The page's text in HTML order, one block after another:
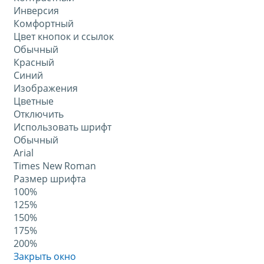
Инверсия
Комфортный
Цвет кнопок и ссылок
Обычный
Красный
Синий
Изображения
Цветные
Отключить
Использовать шрифт
Обычный
Arial
Times New Roman
Размер шрифта
100%
125%
150%
175%
200%
Закрыть окно